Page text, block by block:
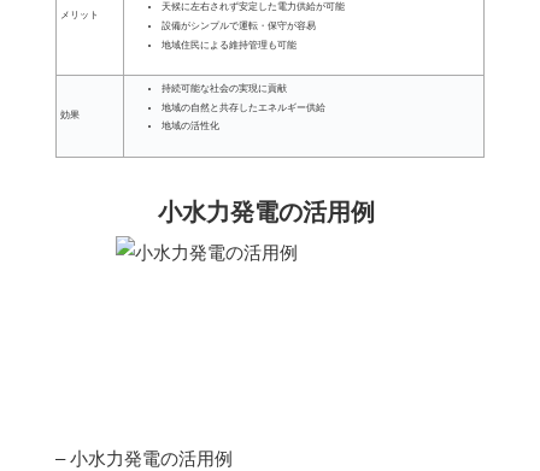
メリット
天候に左右されず安定した電力供給が可能
設備がシンプルで運転・保守が容易
地域住民による維持管理も可能
効果
持続可能な社会の実現に貢献
地域の自然と共存したエネルギー供給
地域の活性化
小水力発電の活用例
– 小水力発電の活用例